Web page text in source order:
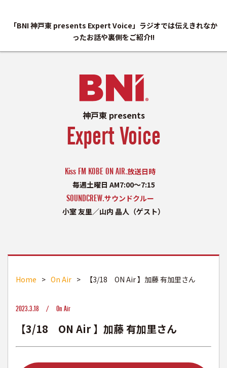
「BNI 神戸東 presents Expert Voice」ラジオでは伝えきれなか
ったお話や裏側をご紹介!!
神戸東 presents
Expert Voice
Kiss FM KOBE ON AIR.放送日時
毎週土曜日 AM7:00〜7:15
SOUNDCREW.サウンドクルー
小室 友里／山内 晶人（ゲスト）
Home > On Air > 【3/18 ON Air 】加藤 有加里さん
2023.3.18 / On Air
【3/18 ON Air 】加藤 有加里さん